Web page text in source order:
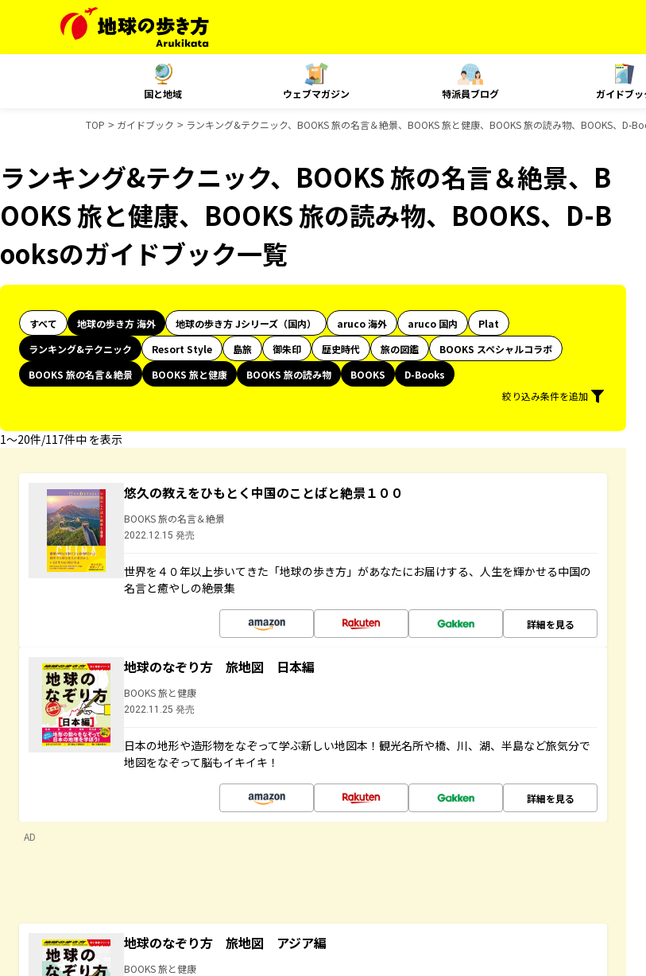
国と地域 ウェブマガジン 特派員ブログ ガイドブッ
TOP ガイドブック ランキング&テクニック、BOOKS 旅の名言＆絶景、BOOKS 旅と健康、BOOKS 旅の読み物、BOOKS、D-
ランキング&テクニック、BOOKS 旅の名言＆絶景、B
OOKS 旅と健康、BOOKS 旅の読み物、BOOKS、D-B
ooksのガイドブック一覧
すべて 地球の歩き方 海外 地球の歩き方 Jシリーズ（国内） aruco 海外 aruco 国内
Plat
ランキング&テクニック
Resort Style 島旅 御朱印 歴史時代 旅の図鑑
BOOKS スペシャルコラボ
BOOKS 旅の名言＆絶景
BOOKS 旅と健康 BOOKS 旅の読み物 BOOKS
D-Books
絞り込み条件を追加
1〜20件/117件中 を表示
悠久の教えをひもとく中国のことばと絶景１００
BOOKS 旅の名言＆絶景
2022.12.15 発売
世界を４０年以上歩いてきた「地球の歩き方」があなたにお届けする、人生を輝かせる中国の
名言と癒やしの絶景集
詳細を見る
地球のなぞり方 旅地図 日本編
BOOKS 旅と健康
2022.11.25 発売
日本の地形や造形物をなぞって学ぶ新しい地図本！観光名所や橋、川、湖、半島など旅気分で
地図をなぞって脳もイキイキ！
詳細を見る
AD
地球のなぞり方 旅地図 アジア編
BOOKS 旅と健康